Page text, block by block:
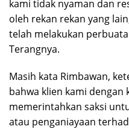
kami tidak nyaman dan
oleh rekan rekan yang
telah melakukan
Terangnya.
Masih kata Rimbawan,
bahwa klien kami dengan
memerintahkan saksi
atau penganiayaan